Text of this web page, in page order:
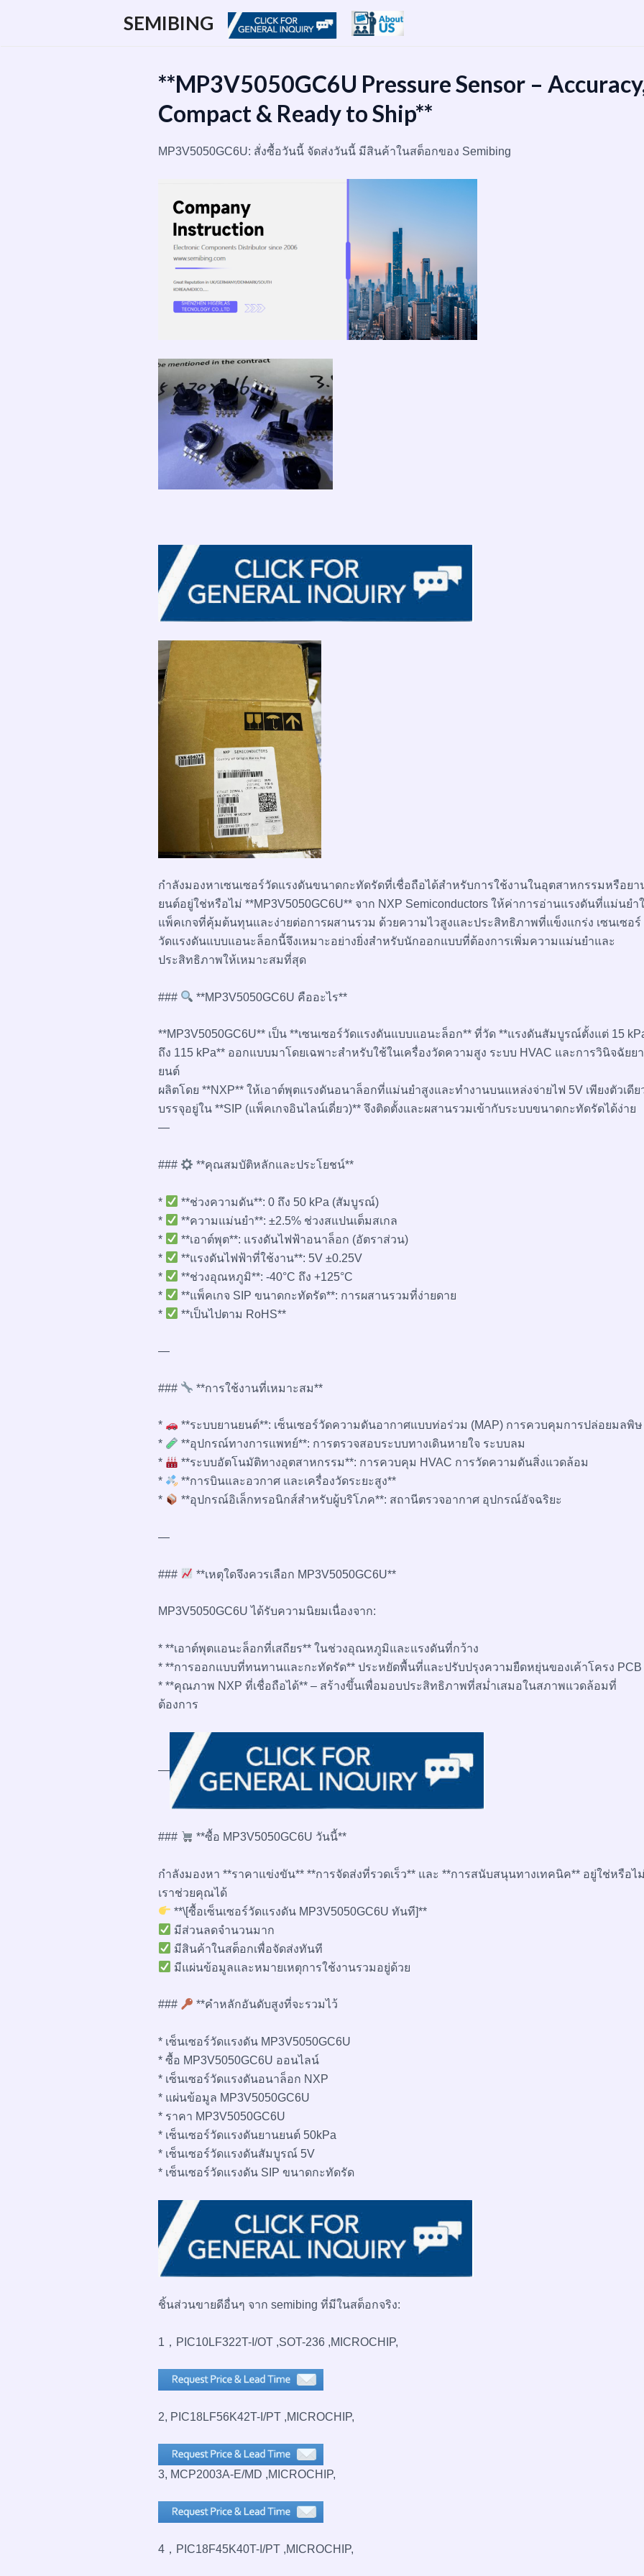
SEMIBING
**MP3V5050GC6U Pressure Sensor –
Compact & Ready to Ship**
MP3V5050GC6U: สั่งซื้อวันนี้ จัดส่งวันนี้ มีสินค้าในสต็อกของ Semibing
กำลังมองหาเซนเซอร์วัดแรงดันขนาดกะทัดรัดที่เชื่อถือได้สำหรับการใช้งานในอุตสาหกรรมหรือยา
ยนต์อยู่ใช่หรือไม่ **MP3V5050GC6U** จาก NXP Semiconductors ให้ค่าการอ่านแรงดันที่แม่นยำ
แพ็คเกจที่คุ้มต้นทุนและง่ายต่อการผสานรวม ด้วยความไวสูงและประสิทธิภาพที่แข็งแกร่ง เซนเซอร์
วัดแรงดันแบบแอนะล็อกนี้จึงเหมาะอย่างยิ่งสำหรับนักออกแบบที่ต้องการเพิ่มความแม่นยำและ
ประสิทธิภาพให้เหมาะสมที่สุด
### **MP3V5050GC6U คืออะไร**
**MP3V5050GC6U** เป็น **เซนเซอร์วัดแรงดันแบบแอนะล็อก** ที่วัด **แรงดันสัมบูรณ์ตั้งแต่ 15
ถึง 115 kPa** ออกแบบมาโดยเฉพาะสำหรับใช้ในเครื่องวัดความสูง ระบบ HVAC และการวินิจฉัยย
ยนต์
ผลิตโดย **NXP** ให้เอาต์พุตแรงดันอนาล็อกที่แม่นยำสูงและทำงานบนแหล่งจ่ายไฟ 5V เพียงตัวเดีย
บรรจุอยู่ใน **SIP (แพ็คเกจอินไลน์เดี่ยว)** จึงติดตั้งและผสานรวมเข้ากับระบบขนาดกะทัดรัดได้ง่าย
—
### **คุณสมบัติหลักและประโยชน์**
*
**ช่วงความดัน**: 0 ถึง 50 kPa (สัมบูรณ์)
*
**ความแม่นยำ**: ±2.5% ช่วงสแปนเต็มสเกล
*
**เอาต์พุต**: แรงดันไฟฟ้าอนาล็อก (อัตราส่วน)
*
**แรงดันไฟฟ้าที่ใช้งาน**: 5V ±0.25V
*
**ช่วงอุณหภูมิ**: -40°C ถึง +125°C
*
**แพ็คเกจ SIP ขนาดกะทัดรัด**: การผสานรวมที่ง่ายดาย
*
**เป็นไปตาม RoHS**
—
### **การใช้งานที่เหมาะสม**
*
**ระบบยานยนต์**: เซ็นเซอร์วัดความดันอากาศแบบท่อร่วม (MAP) การควบคุมการปล่อยมลพิษ
*
**อุปกรณ์ทางการแพทย์**: การตรวจสอบระบบทางเดินหายใจ ระบบลม
*
**ระบบอัตโนมัติทางอุตสาหกรรม**: การควบคุม HVAC การวัดความดันสิ่งแวดล้อม
*
**การบินและอวกาศ และเครื่องวัดระยะสูง**
*
**อุปกรณ์อิเล็กทรอนิกส์สำหรับผู้บริโภค**: สถานีตรวจอากาศ อุปกรณ์อัจฉริยะ
—
### **เหตุใดจึงควรเลือก MP3V5050GC6U**
MP3V5050GC6U ได้รับความนิยมเนื่องจาก:
* **เอาต์พุตแอนะล็อกที่เสถียร** ในช่วงอุณหภูมิและแรงดันที่กว้าง
* **การออกแบบที่ทนทานและกะทัดรัด** ประหยัดพื้นที่และปรับปรุงความยืดหยุ่นของเค้าโครง PCB
* **คุณภาพ NXP ที่เชื่อถือได้** – สร้างขึ้นเพื่อมอบประสิทธิภาพที่สม่ำเสมอในสภาพแวดล้อมที่
ต้องการ
—
### **ซื้อ MP3V5050GC6U วันนี้**
กำลังมองหา **ราคาแข่งขัน** **การจัดส่งที่รวดเร็ว** และ **การสนับสนุนทางเทคนิค** อยู่ใช่หรือไ
เราช่วยคุณได้
**\[ซื้อเซ็นเซอร์วัดแรงดัน MP3V5050GC6U ทันที]**
มีส่วนลดจำนวนมาก
มีสินค้าในสต็อกเพื่อจัดส่งทันที
มีแผ่นข้อมูลและหมายเหตุการใช้งานรวมอยู่ด้วย
### **คำหลักอันดับสูงที่จะรวมไว้
* เซ็นเซอร์วัดแรงดัน MP3V5050GC6U
* ซื้อ MP3V5050GC6U ออนไลน์
* เซ็นเซอร์วัดแรงดันอนาล็อก NXP
* แผ่นข้อมูล MP3V5050GC6U
* ราคา MP3V5050GC6U
* เซ็นเซอร์วัดแรงดันยานยนต์ 50kPa
* เซ็นเซอร์วัดแรงดันสัมบูรณ์ 5V
* เซ็นเซอร์วัดแรงดัน SIP ขนาดกะทัดรัด
ชิ้นส่วนขายดีอื่นๆ จาก semibing ที่มีในสต็อกจริง:
1，PIC10LF322T-I/OT ,SOT-236 ,MICROCHIP,
2, PIC18LF56K42T-I/PT ,MICROCHIP,
3, MCP2003A-E/MD ,MICROCHIP,
4，PIC18F45K40T-I/PT ,MICROCHIP,